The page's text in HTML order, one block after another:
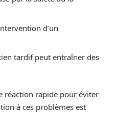
d’un
tardif peut entraîner des
réaction rapide pour éviter
à ces problèmes est